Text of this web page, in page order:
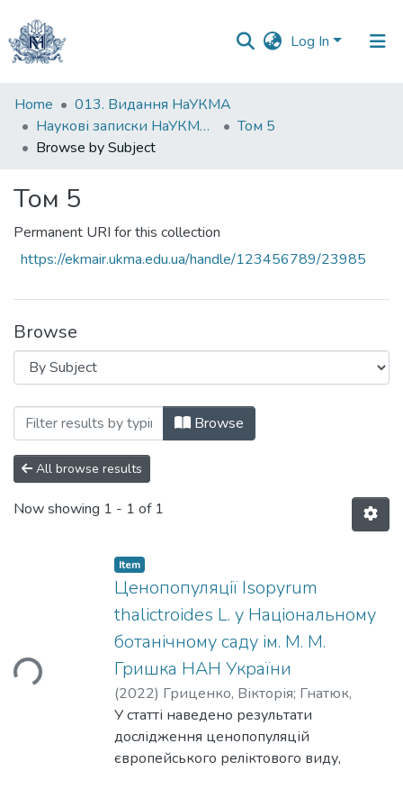
Log In
Communities
&
Collections
Home
013. Видання НаУКМА
Наукові записки НаУКМА. Біологія та екологія
Том 5
Browse by Subject
Том 5
Permanent URI for this collection
https://ekmair.ukma.edu.ua/handle/123456789/23985
Browse
Browsing Том 5 by Subject "ex situ
Browse
All browse results
Now showing 1 - 1 of 1
Item
Ценопопуляції Isopyrum
thalictroides L. у Національному
ботанічному саду ім. М. М.
Гришка НАН України
(2022) Гриценко, Вікторія; Гнатюк,
Алла;Рак, Олександр;Гапоненко,
Микола
У статті наведено результати
дослідження ценопопуляцій
європейського реліктового виду,